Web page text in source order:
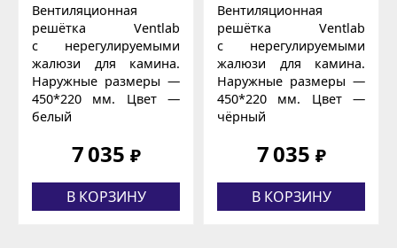
Вентиляционная
решётка Ventlab
с нерегулируемыми
жалюзи для камина.
Наружные размеры —
450*220 мм. Цвет —
белый
7 035 ₽
В КОРЗИНУ
Вентиляционная
решётка Ventlab
с нерегулируемыми
жалюзи для камина.
Наружные размеры —
450*220 мм. Цвет —
чёрный
7 035 ₽
В КОРЗИНУ